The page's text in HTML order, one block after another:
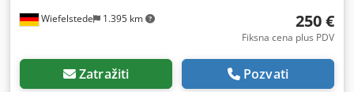
Wiefelstede 1.395 km 250 €
Fiksna cena plus PDV
Zatražiti Pozvati